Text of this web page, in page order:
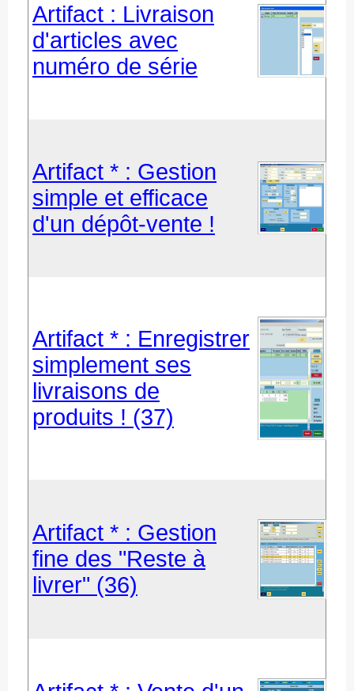
Artifact : Livraison
d'articles avec
numéro de série
Artifact * : Gestion
simple et efficace
d'un dépôt-vente !
Artifact * : Enregistrer
simplement ses
livraisons de
produits ! (37)
Artifact * : Gestion
fine des "Reste à
livrer" (36)